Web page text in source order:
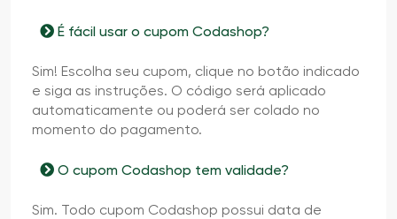
É fácil usar o cupom Codashop?
Sim! Escolha seu cupom, clique no botão indicado
e siga as instruções. O código será aplicado
automaticamente ou poderá ser colado no
momento do pagamento.
O cupom Codashop tem validade?
Sim. Todo cupom Codashop possui data de